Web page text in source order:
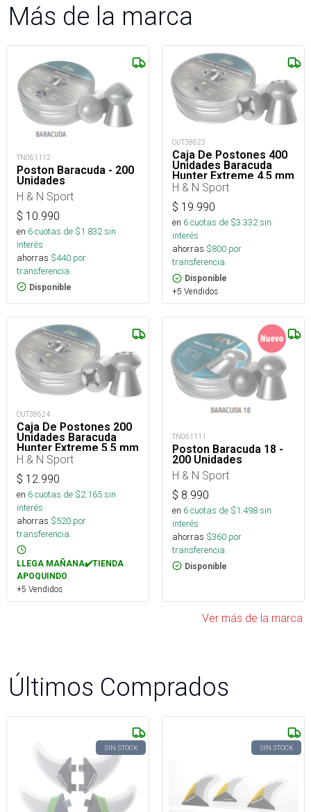
Más de la marca
TN061112
Poston Baracuda - 200
Unidades
H & N Sport
$ 10.990
en 6cuotas de $1.832sin
interés
ahorras $440 por
transferencia.
Disponible
OUT38623
Caja De Postones 400
Unidades Baracuda
Hunter Extreme 4.5 mm
H & N Sport
$ 19.990
en 6cuotas de $3.332sin
interés
ahorras $800 por
transferencia.
Disponible
+5 Vendidos
OUT38624
Caja De Postones 200
Unidades Baracuda
Hunter Extreme 5.5 mm
H & N Sport
$ 12.990
en 6cuotas de $2.165sin
interés
ahorras $520 por
transferencia.
LLEGA MAÑANA✔️TIENDA
APOQUINDO
+5 Vendidos
TN061111
Poston Baracuda 18 -
200 Unidades
H & N Sport
$ 8.990
en 6cuotas de $1.498sin
interés
ahorras $360 por
transferencia.
Disponible
Ver más de la marca
Últimos Comprados
SIN STOCK SIN STOCK